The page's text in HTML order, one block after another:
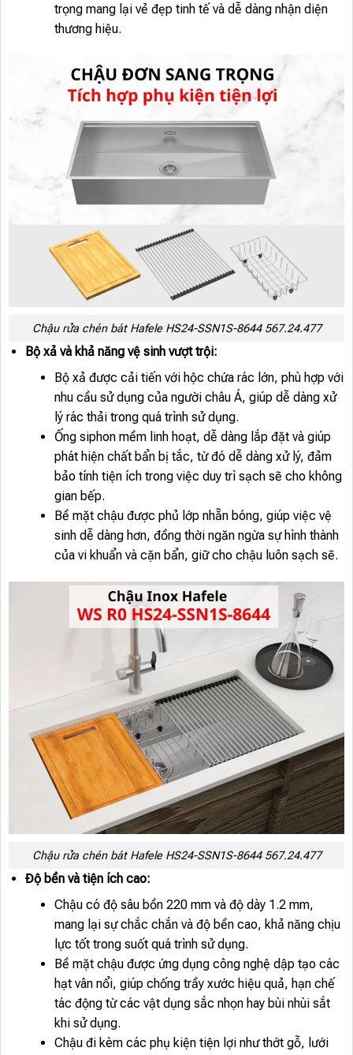
trọng mang lại vẻ đẹp tinh tế và dễ dàng nhận diện
thương hiệu.
Chậu rửa chén bát Hafele HS24-SSN1S-8644 567.24.477
Bộ xả và khả năng vệ sinh vượt trội:
Bộ xả được cải tiến với hộc chứa rác lớn, phù hợp với
nhu cầu sử dụng của người châu Á, giúp dễ dàng xử
lý rác thải trong quá trình sử dụng.
Ống siphon mềm linh hoạt, dễ dàng lắp đặt và giúp
phát hiện chất bẩn bị tắc, từ đó dễ dàng xử lý, đảm
bảo tính tiện ích trong việc duy trì sạch sẽ cho không
gian bếp.
Bề mặt chậu được phủ lớp nhẵn bóng, giúp việc vệ
sinh dễ dàng hơn, đồng thời ngăn ngừa sự hình thành
của vi khuẩn và cặn bẩn, giữ cho chậu luôn sạch sẽ.
Chậu rửa chén bát Hafele HS24-SSN1S-8644 567.24.477
Độ bền và tiện ích cao:
Chậu có độ sâu bồn 220 mm và độ dày 1.2 mm,
mang lại sự chắc chắn và độ bền cao, khả năng chịu
lực tốt trong suốt quá trình sử dụng.
Bề mặt chậu được ứng dụng công nghệ dập tạo các
hạt vân nổi, giúp chống trầy xước hiệu quả, hạn chế
tác động từ các vật dụng sắc nhọn hay bùi nhùi sắt
khi sử dụng.
Chậu đi kèm các phụ kiện tiện lợi như thớt gỗ, lưới